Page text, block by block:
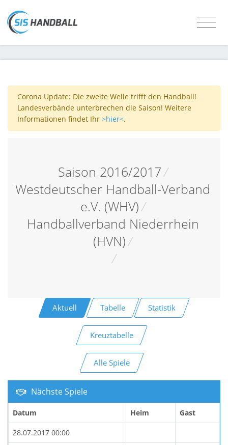
Corona Update: Die zweite Welle trifft den Handball!
Landesverbände unterbrechen die Saison! Weitere
Informationen findet Ihr >hier<.
Saison 2016/2017/
Westdeutscher Handball-Verband
e.V. (WHV)/
Handballverband Niederrhein
(HVN)/
/
Aktuell Tabelle Statistik
Kreuztabelle
Alle Spiele
Nächste Spiele
Datum Heim Gast
28.07.2017 00:00